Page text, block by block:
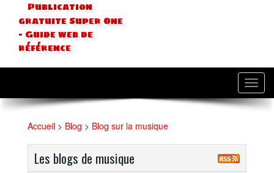
Publication
gratuite Super One
- Guide web de
référence
Accueil > Blog > Blog sur la musique
Les blogs de musique